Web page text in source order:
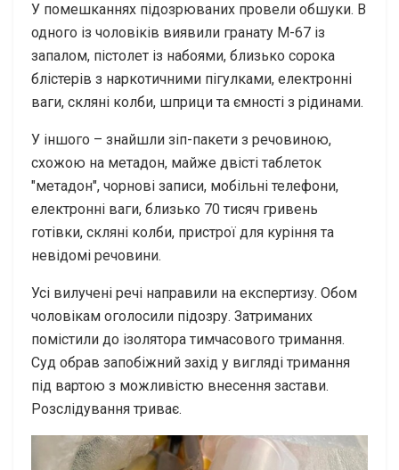
У помешканнях підозрюваних провели обшуки. В
одного із чоловіків виявили гранату М-67 із
запалом, пістолет із набоями, близько сорока
блістерів з наркотичними пігулками, електронні
ваги, скляні колби, шприци та ємності з рідинами.
У іншого – знайшли зіп-пакети з речовиною,
схожою на метадон, майже двісті таблеток
"метадон", чорнові записи, мобільні телефони,
електронні ваги, близько 70 тисяч гривень
готівки, скляні колби, пристрої для куріння та
невідомі речовини.
Усі вилучені речі направили на експертизу. Обом
чоловікам оголосили підозру. Затриманих
помістили до ізолятора тимчасового тримання.
Суд обрав запобіжний захід у вигляді тримання
під вартою з можливістю внесення застави.
Розслідування триває.